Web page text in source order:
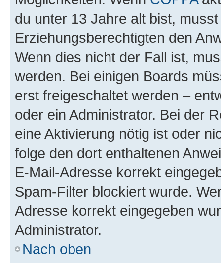
du unter 13 Jahre alt bist,
Erziehungsberechtigten den
Wenn dies nicht der Fall ist,
werden. Bei einigen Boards
erst freigeschaltet werden –
oder ein Administrator. Bei der
eine Aktivierung nötig ist oder
folge den dort enthaltenen
E-Mail-Adresse korrekt
Spam-Filter blockiert wurde.
Adresse korrekt eingegeben
Administrator.
Nach oben